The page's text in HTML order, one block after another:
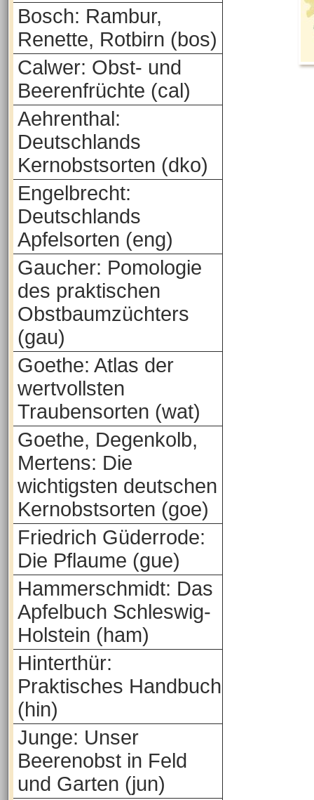
Bosch: Rambur,
Renette, Rotbirn (bos)
Calwer: Obst- und
Beerenfrüchte (cal)
Aehrenthal:
Deutschlands
Kernobstsorten (dko)
Engelbrecht:
Deutschlands
Apfelsorten (eng)
Gaucher: Pomologie
des praktischen
Obstbaumzüchters
(gau)
Goethe: Atlas der
wertvollsten
Traubensorten (wat)
Goethe, Degenkolb,
Mertens: Die
wichtigsten deutschen
Kernobstsorten (goe)
Friedrich Güderrode:
Die Pflaume (gue)
Hammerschmidt: Das
Apfelbuch Schleswig-
Holstein (ham)
Hinterthür:
Praktisches Handbuch
(hin)
Junge: Unser
Beerenobst in Feld
und Garten (jun)